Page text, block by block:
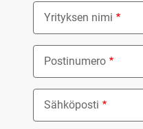
Yrityksen nimi
Postinumero
Sähköposti